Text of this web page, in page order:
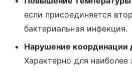
если присоединяется
бактериальная инфекция.
Нарушение координации
Характерно для наиболее